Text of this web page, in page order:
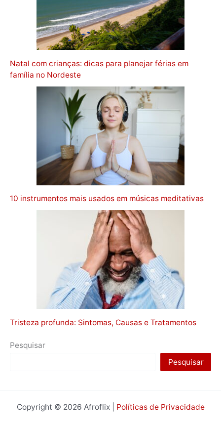
Natal com crianças: dicas para planejar férias em
família no Nordeste
10 instrumentos mais usados em músicas meditativas
Tristeza profunda: Sintomas, Causas e Tratamentos
Pesquisar
Pesquisar
Copyright © 2026 Afroflix | Políticas de Privacidade